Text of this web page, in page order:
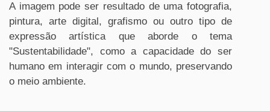
A imagem pode ser resultado de uma fotografia,
pintura, arte digital, grafismo ou outro tipo de
expressão artística que aborde o tema
"Sustentabilidade", como a capacidade do ser
humano em interagir com o mundo, preservando
o meio ambiente.